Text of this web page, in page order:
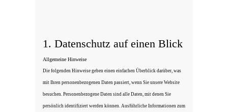
1. Datenschutz auf einen Blick
Allgemeine Hinweise
Die folgenden Hinweise geben einen einfachen Überblick darüber, was
mit Ihren personenbezogenen Daten passiert, wenn Sie unsere Website
besuchen. Personenbezogene Daten sind alle Daten, mit denen Sie
persönlich identifiziert werden können. Ausführliche Informationen zum